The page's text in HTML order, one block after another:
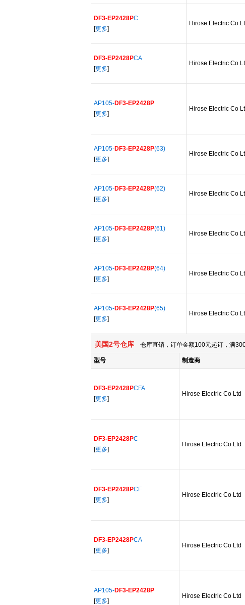
DF3-EP2428PC
[更多]
Hirose Electric Co
DF3-EP2428PCA
[更多]
Hirose Electric Co
AP105-DF3-EP2428P
[更多]
Hirose Electric Co
AP105-DF3-EP2428P(63)
[更多]
Hirose Electric Co
AP105-DF3-EP2428P(62)
[更多]
Hirose Electric Co
AP105-DF3-EP2428P(61)
[更多]
Hirose Electric Co
AP105-DF3-EP2428P(64)
[更多]
Hirose Electric Co
AP105-DF3-EP2428P(65)
[更多]
Hirose Electric Co
美国2号仓库 仓库直销，订单金额100元起订，满
型号 制造商
DF3-EP2428PCFA
[更多]
Hirose Electric Co Ltd
DF3-EP2428PC
[更多]
Hirose Electric Co Ltd
DF3-EP2428PCF
[更多]
Hirose Electric Co Ltd
DF3-EP2428PCA
[更多]
Hirose Electric Co Ltd
AP105-DF3-EP2428P
[更多]
Hirose Electric Co Ltd